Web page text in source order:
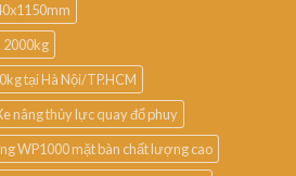
2000kg
tại Hà Nội/TP.HCM
nâng thủy lực quay đổ phuy
WP1000 mặt bàn chất lượng cao